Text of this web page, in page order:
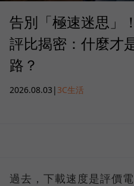
告別「極速迷思」
評比揭密：什麼才
路？
2026.08.03 | 3C生活
過去，下載速度是評價